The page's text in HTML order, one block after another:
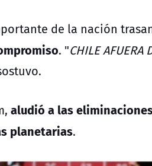
de la nación
. "CHILE AFUERA
aludió a las
planetarias.